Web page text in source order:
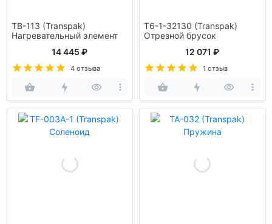
TB-113 (Transpak)
Нагревательный элемент
14 445 ₽
4 отзыва
T6-1-32130 (Transpak)
Отрезной брусок
12 071 ₽
1 отзыв